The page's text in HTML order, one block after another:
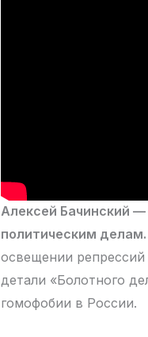
Алексей Бачинский
политическим делам.
освещении
детали «Болотного
гомофобии в России.